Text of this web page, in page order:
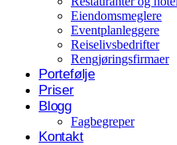
Eiendomsmeglere
Eventplanleggere
Reiselivsbedrifter
Rengjøringsfirmaer
Portefølje
Priser
Blogg
Fagbegreper
Kontakt